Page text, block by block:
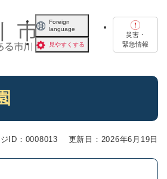
Foreign
language
見やすくする
災害・
緊急情報
ID：0008013 更新日：2026年6月19日